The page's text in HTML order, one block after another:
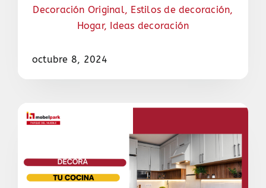
Decoración Original, Estilos de decoración,
Hogar, Ideas decoración
octubre 8, 2024